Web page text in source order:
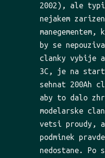
2002), ale
nejakem
by se
clanky vybije
3C, je na start
sehnat 200Ah
aby to dalo
modelarske
vetsi proudy,
podminek
nedostane. Po